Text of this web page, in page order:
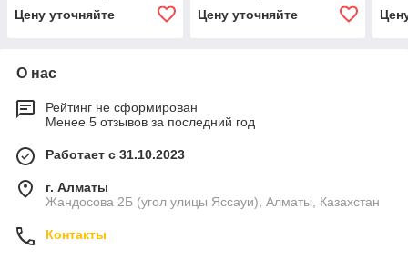
Цену уточняйте
Цену уточняйте
О нас
Рейтинг не сформирован
Менее 5 отзывов за последний год
Работает с 31.10.2023
г. Алматы
Жандосова 2Б (угол улицы Яссауи), Алматы, Казахстан
Контакты